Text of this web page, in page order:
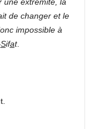
une extrémité, la
de changer et le
impossible à
Sifat.